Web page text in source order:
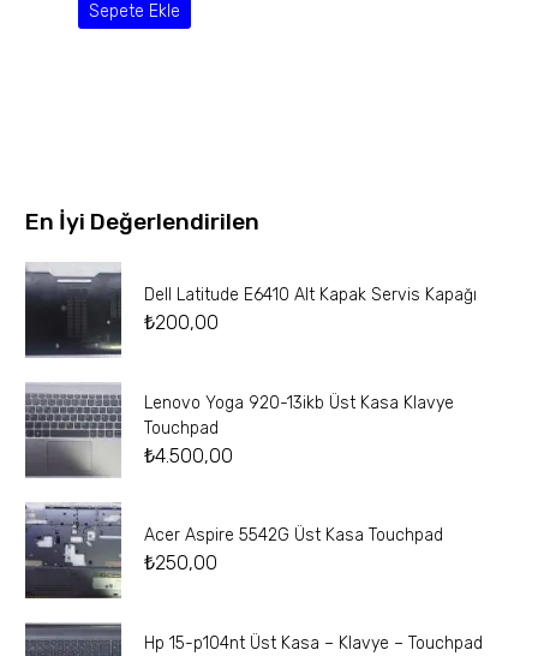
Sepete Ekle
En İyi Değerlendirilen
Dell Latitude E6410 Alt Kapak Servis Kapağı
₺200,00
Lenovo Yoga 920-13ikb Üst Kasa Klavye
Touchpad
₺4.500,00
Acer Aspire 5542G Üst Kasa Touchpad
₺250,00
Hp 15-p104nt Üst Kasa – Klavye – Touchpad